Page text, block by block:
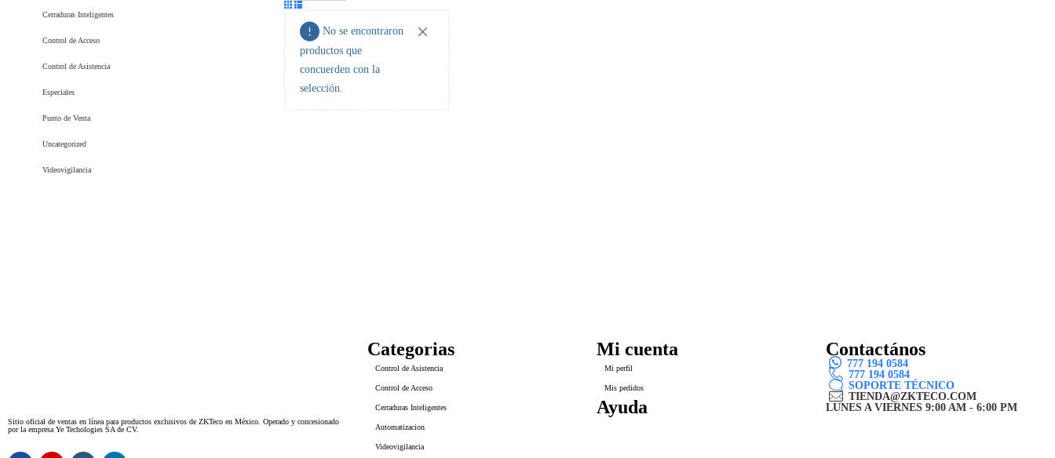
Cerraduras Inteligentes
Control de Acceso
Control de Asistencia
Especiales
Punto de Venta
Uncategorized
Videovigilancia
No se encontraron
productos que
concuerden con la
selección.
Sitio oficial de ventas en línea para productos exclusivos de ZKTeco en México. Operado y concesionado
por la empresa Ye Techologies SA de CV.
Categorias
Control de Asistencia
Control de Acceso
Cerraduras Inteligentes
Automatizacion
Videovigilancia
Mi cuenta
Mi perfil
Mis pedidos
Ayuda
Contactános
777 194 0584
777 194 0584
SOPORTE TÉCNICO
TIENDA@ZKTECO.COM
LUNES A VIERNES 9:00 AM - 6:00 PM